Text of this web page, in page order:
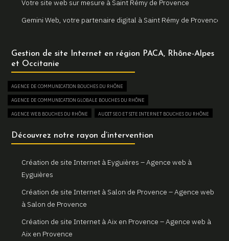
Votre site web sur mesure à Saint Rémy de Provence
Gemini Web, votre partenaire digital à Saint Rémy de Provence
Votre agence web locale Gemini Web à Arles
Création et refonte de sites internet à Martigues
Gemini Web, votre agence web à Martigues
Un site web sur mesure pour votre activité à Aix en Provence
Provence
Gestion de site Internet en région PACA, Rhône-Alpes
et Occitanie
AGENCE DE COMMUNICATION BOUCHES DU RHÔNE
AGENCE DE COMMUNICATION GLOBALE BOUCHES DU RHÔNE
AGENCE WEB BOUCHES DU RHÔNE AUDIT SEO ET SITE INTERNET BOUCHES DU RHÔNE
CRÉATEUR DE SITE WEB BOUCHES DU RHÔNE
CRÉATION DE SITE INTERNET BOUCHES DU RHÔNE
Découvrez notre rayon d’intervention
Création de site Internet à Eyguières – Agence web à
Eyguières
Création de site Internet à Salon de Provence – Agence web
à Salon de Provence
Création de site Internet à Aix en Provence – Agence web à
Aix en Provence